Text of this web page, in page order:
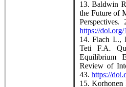
13. Baldwin
the Future of
https://
14. Flach L.,
Teti F.A.
Equilibrium
Review of
43. https://
15. Korhonen